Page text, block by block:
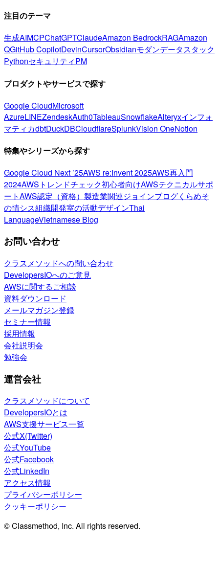
注目のテーマ
生成AIMCPChatGPTClaudeAmazon BedrockRAGAmazon
QGitHub CopilotDevinCursorObsidianモダンデータスタック
PythonセキュリティPM
プロダクトやサービスで探す
Google CloudMicrosoft
AzureLINEZendeskAuth0TableauSnowflakeAlteryxインフォ
マティカdbtDuckDBCloudflareSplunkVision OneNotion
特集やシリーズから探す
Google Cloud Next ’25AWS re:Invent 2025AWS再入門
2024AWSトレンドチェック初心者向けAWSテクニカルサポ
ートAWS認定（資格） 製造業関連ジョインブログくらめそ
の情シス組織開発室の活動デザインThai
LanguageVietnamese Blog
お問い合わせ
クラスメソッドへの問い合わせ
DevelopersIOへのご意見
AWSに関するご相談
資料ダウンロード
メールマガジン登録
セミナー情報
採用情報
会社説明会
勉強会
運営会社
クラスメソッドについて
DevelopersIOとは
AWS支援サービス一覧
公式X(Twitter)
公式YouTube
公式Facebook
公式LinkedIn
アクセス情報
プライバシーポリシー
クッキーポリシー
© Classmethod, Inc. All rights reserved.